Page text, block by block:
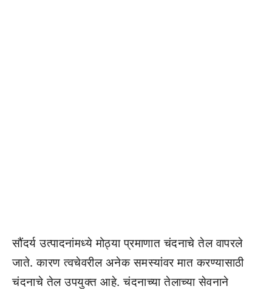
सौंदर्य उत्पादनांमध्ये मोठ्या प्रमाणात चंदनाचे तेल वापरले
जाते. कारण त्वचेवरील अनेक समस्यांवर मात करण्यासाठी
चंदनाचे तेल उपयुक्त आहे. चंदनाच्या तेलाच्या सेवनाने